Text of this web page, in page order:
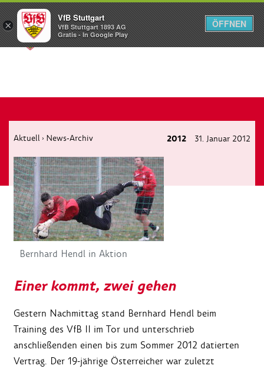
Menü
Aktuell › News-Archiv 2012 31. Januar 2012
Bernhard Hendl in Aktion
Einer kommt, zwei gehen
Gestern Nachmittag stand Bernhard Hendl beim
Training des VfB II im Tor und unterschrieb
anschließenden einen bis zum Sommer 2012 datierten
Vertrag. Der 19-jährige Österreicher war zuletzt
×
VfB Stuttgart
VfB Stuttgart 1893 AG
Gratis - In Google Play
ÖFFNEN